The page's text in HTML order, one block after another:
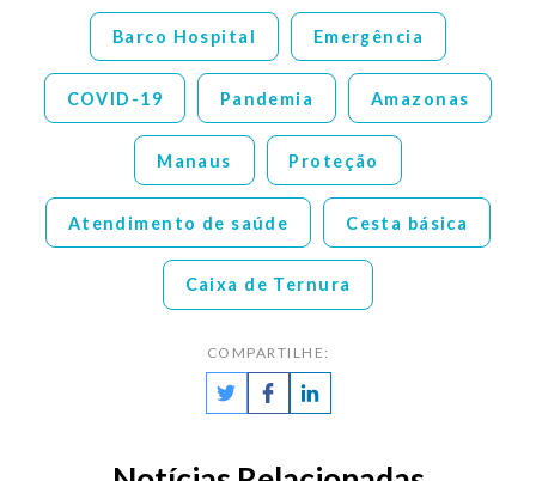
Barco Hospital Emergência
COVID-19 Pandemia Amazonas
Manaus Proteção
Atendimento de saúde Cesta básica
Caixa de Ternura
COMPARTILHE: